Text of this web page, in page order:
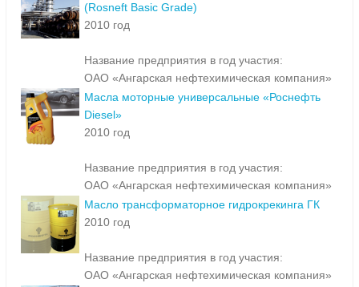
(Rosneft Basic Grade)
2010 год
Название предприятия в год участия:
ОАО «Ангарская нефтехимическая компания»
Масла моторные универсальные «Роснефть
Diesel»
2010 год
Название предприятия в год участия:
ОАО «Ангарская нефтехимическая компания»
Масло трансформаторное гидрокрекинга ГК
2010 год
Название предприятия в год участия:
ОАО «Ангарская нефтехимическая компания»